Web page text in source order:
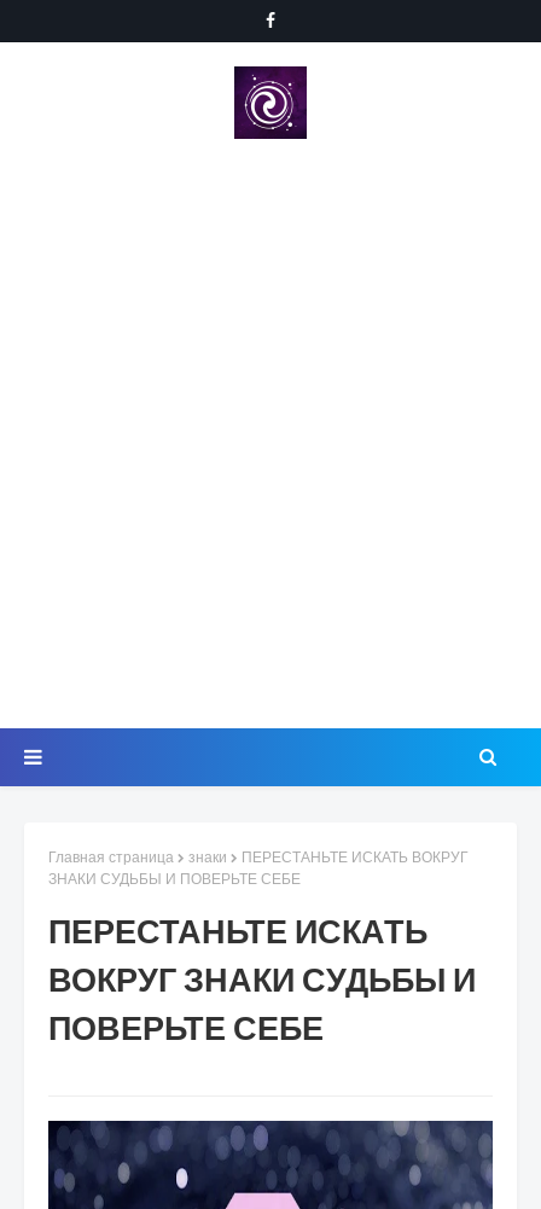
Главная страница знаки
ПЕРЕСТАНЬТЕ ИСКАТЬ ВОКРУГ
ЗНАКИ СУДЬБЫ И ПОВЕРЬТЕ СЕБЕ
ПЕРЕСТАНЬТЕ ИСКАТЬ
ВОКРУГ ЗНАКИ СУДЬБЫ И
ПОВЕРЬТЕ СЕБЕ